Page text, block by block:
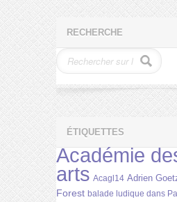
RECHERCHE
ÉTIQUETTES
Académie
arts Acagl14 Adrien
Forest balade ludique dans